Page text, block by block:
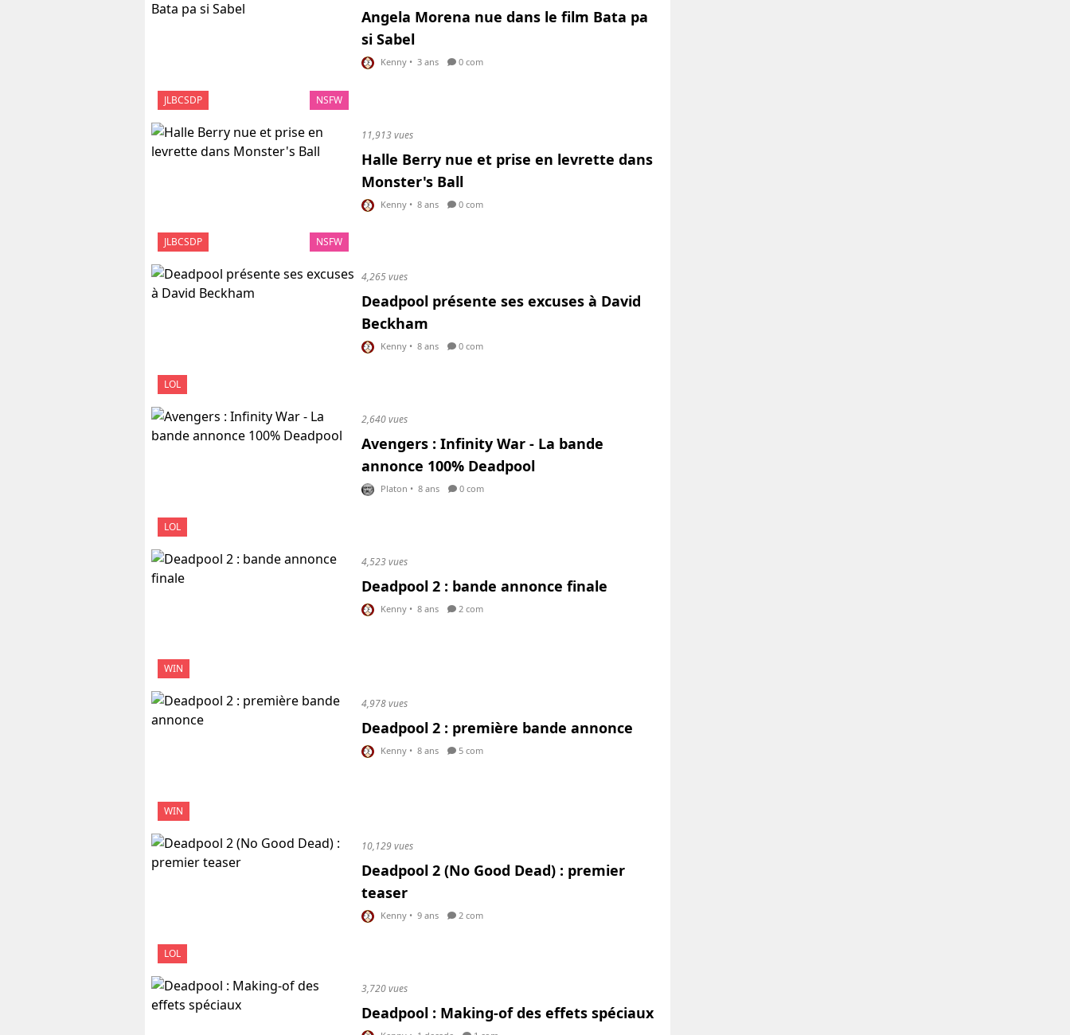
JLBCSDP NSFW
Angela Morena nue dans le film Bata pa
si Sabel
Kenny • 3 ans 0 com
JLBCSDP NSFW
11,913 vues
Halle Berry nue et prise en levrette dans
Monster's Ball
Kenny • 8 ans 0 com
LOL
4,265 vues
Deadpool présente ses excuses à David
Beckham
Kenny • 8 ans 0 com
LOL
2,640 vues
Avengers : Infinity War - La bande
annonce 100% Deadpool
Platon • 8 ans 0 com
WIN
4,523 vues
Deadpool 2 : bande annonce finale
Kenny • 8 ans 2 com
WIN
4,978 vues
Deadpool 2 : première bande annonce
Kenny • 8 ans 5 com
LOL
10,129 vues
Deadpool 2 (No Good Dead) : premier
teaser
Kenny • 9 ans 2 com
3,720 vues
Deadpool : Making-of des effets spéciaux